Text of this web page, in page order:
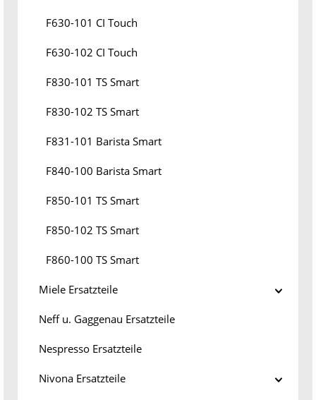
F630-101 CI Touch
F630-102 CI Touch
F830-101 TS Smart
F830-102 TS Smart
F831-101 Barista Smart
F840-100 Barista Smart
F850-101 TS Smart
F850-102 TS Smart
F860-100 TS Smart
Miele Ersatzteile
Neff u. Gaggenau Ersatzteile
Nespresso Ersatzteile
Nivona Ersatzteile